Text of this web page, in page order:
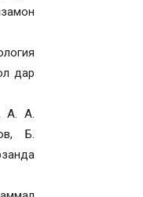
дар
А. А.
Б.